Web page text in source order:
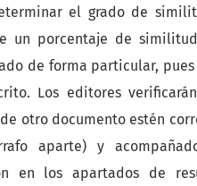
el grado de
un porcentaje de
de forma particular,
Los editores
otro documento estén
aparte) y
en los apartados de